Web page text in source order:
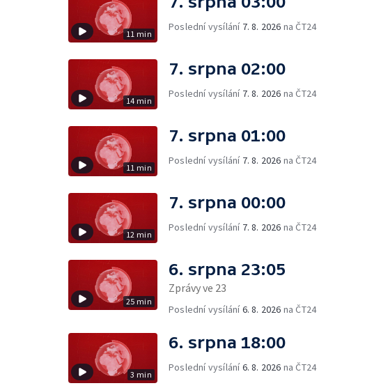
11 min
Poslední vysílání 7. 8. 2026 na ČT24
14 min
7. srpna 02:00
Poslední vysílání 7. 8. 2026 na ČT24
11 min
7. srpna 01:00
Poslední vysílání 7. 8. 2026 na ČT24
12 min
7. srpna 00:00
Poslední vysílání 7. 8. 2026 na ČT24
25 min
6. srpna 23:05
Zprávy ve 23
Poslední vysílání6. 8. 2026 na ČT24
3 min
6. srpna 18:00
Poslední vysílání6. 8. 2026 na ČT24